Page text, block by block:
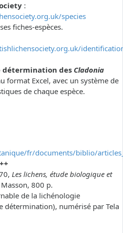
:
species
fiches-espèces.
détermination des Cladonia
format Excel, avec un système de
de chaque espèce.
fr/documents/biblio/
Les lichens, étude biologique et
800 p.
de la lichénologie
détermination), numérisé par Tela